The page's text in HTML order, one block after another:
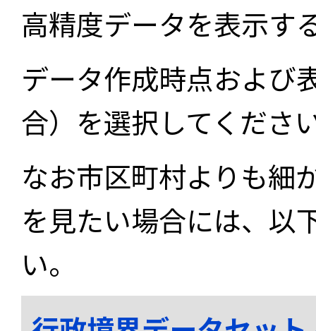
高精度データを表示す
データ作成時点および
合）を選択してくださ
なお市区町村よりも細
を見たい場合には、以
い。